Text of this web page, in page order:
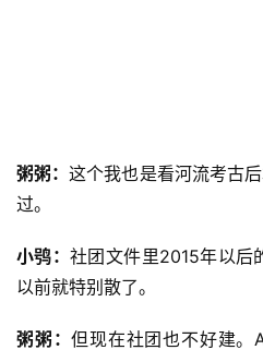
粥粥：这个我也是看河流考古
过。
小鸮：社团文件里2015年以后
以前就特别散了。
粥粥：但现在社团也不好建。